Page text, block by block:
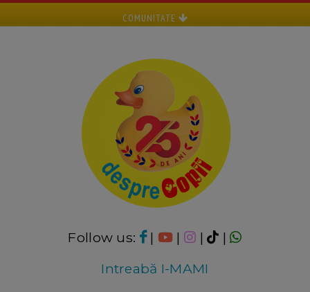
COMUNITATE
Follow us: | | |
|
Intreabă I-MAMI